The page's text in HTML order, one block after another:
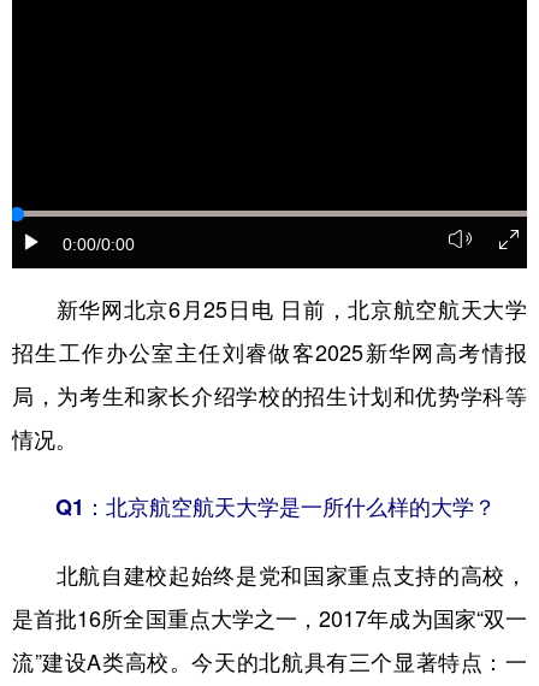
城市 会展
彩票 娱乐 时尚 悦读
公益 一带一路 亚太网 上市公司
文化产业
地方频道
浙江 安徽 福建 江西
0:00/0:00
新华网北京6月25日电 日前，北京航空航天大学
招生工作办公室主任刘睿做客2025新华网高考情报
局，为考生和家长介绍学校的招生计划和优势学科等
情况。
Q1：北京航空航天大学是一所什么样的大学？
北航自建校起始终是党和国家重点支持的高校，
是首批16所全国重点大学之一，2017年成为国家“双一
流”建设A类高校。今天的北航具有三个显著特点：一